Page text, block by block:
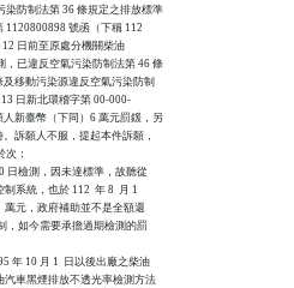
染防制法第 36 條規定之排放標準
1120800898 號函（下稱 112
12 日前至原處分機關柴油
，已違反空氣污染防制法第 46 條
移動污染源違反空氣污染防制
日新北環稽字第 00-000-
新臺幣（下同）6 萬元罰鍰，另
訴願人不服，提起本件訴願，
：
日檢測，因未達標準，故聽從
系統，也於 112  年 8  月 1
萬元，政府補助並不是全額還
，如今需要承擔過期檢測的罰
年 10 月 1  日以後出廠之柴油
汽車黑煙排放不透光率檢測方法